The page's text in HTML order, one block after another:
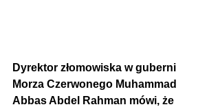
Dyrektor złomowiska w guberni
Morza Czerwonego Muhammad
Abbas Abdel Rahman mówi, że